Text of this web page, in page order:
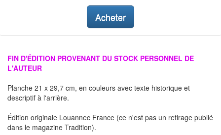
Acheter
FIN D'ÉDITION PROVENANT DU STOCK PERSONNEL DE
L'AUTEUR
Planche 21 x 29,7 cm, en couleurs avec texte historique et
descriptif à l'arrière.
Édition originale Louannec France (ce n'est pas un retirage publié
dans le magazine Tradition).